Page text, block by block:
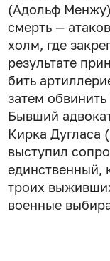
(Адольф
смерть —
холм, где
результате
бить
затем
Бывший
Кирка Дугласа
выступил
единственный,
троих
военные